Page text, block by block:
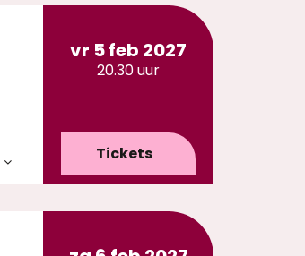
vr 5 feb 2027
20.30 uur
Tickets